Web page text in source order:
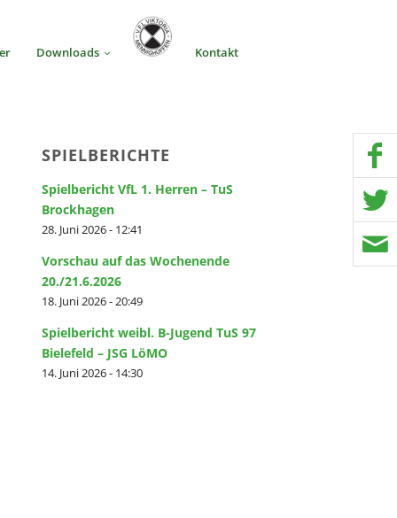
Downloads Kontakt
SPIELBERICHTE
Spielbericht VfL 1. Herren – TuS
Brockhagen
28. Juni 2026 - 12:41
Vorschau auf das Wochenende
20./21.6.2026
18. Juni 2026 - 20:49
Spielbericht weibl. B-Jugend TuS 97
Bielefeld – JSG LöMO
14. Juni 2026 - 14:30